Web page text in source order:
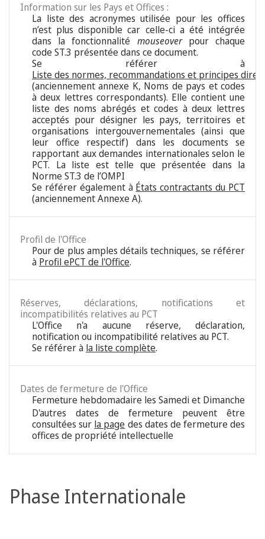
Information sur les Pays et Offices :
La liste des acronymes utilisée pour les offices
n’est plus disponible car celle-ci a été intégrée
dans la fonctionnalité mouseoverpour chaque
code ST.3 présentée dans ce document.
Se référer à
Liste des normes, recommandations et principes
(anciennement annexe K, Noms de pays et codes
à deux lettres correspondants). Elle contient une
liste des noms abrégés et codes à deux lettres
acceptés pour désigner les pays, territoires et
organisations intergouvernementales (ainsi que
leur office respectif) dans les documents se
rapportant aux demandes internationales selon le
PCT. La liste est telle que présentée dans la
Norme ST.3 de l’OMPI
Se référer également à États contractants du PCT
(anciennement Annexe A).
Profil de l'Office
Pour de plus amples détails techniques, se référer
à Profil ePCT de l'Office.
Réserves, déclarations, notifications et
incompatibilités relatives au PCT
L'Office n'a aucune réserve, déclaration,
notification ou incompatibilité relatives au PCT.
Se référer à la liste complète.
Dates de fermeture de l'Office
Fermeture hebdomadaire les Samedi et Dimanche
D'autres dates de fermeture peuvent être
consultées sur la page des dates de fermeture des
offices de propriété intellectuelle
Phase Internationale